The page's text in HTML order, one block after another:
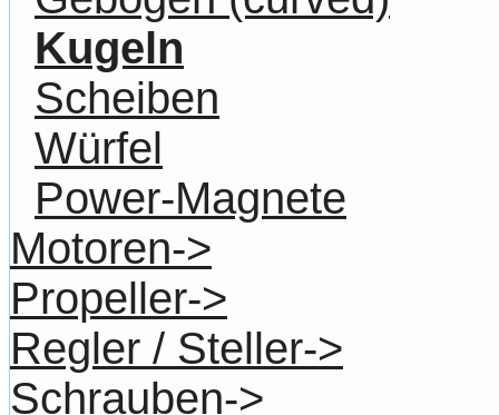
Kugeln
Scheiben
Würfel
Power-Magnete
Motoren->
Propeller->
Regler / Steller->
Schrauben->